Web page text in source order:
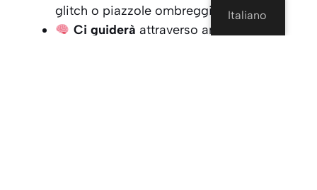
glitch o piazzole ombreggiate.
Ci guiderà attraverso anonime e
Italiano